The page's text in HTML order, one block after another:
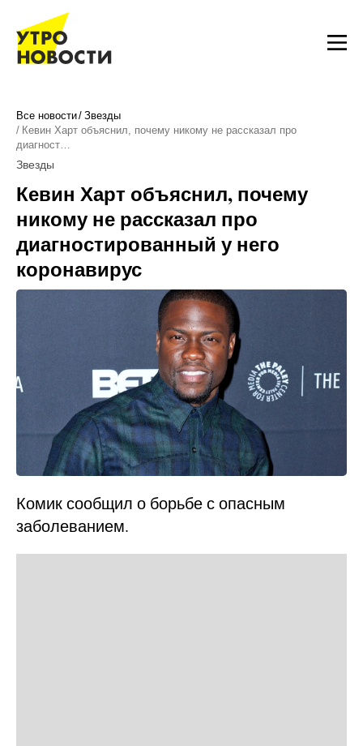
Все новости Звезды
Кевин Харт объяснил, почему никому не рассказал про
диагност…
Звезды
Кевин Харт объяснил, почему
никому не рассказал про
диагностированный у него
коронавирус
Комик сообщил о борьбе с опасным
заболеванием.